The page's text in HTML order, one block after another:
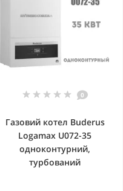
0
Газовий котел Buderus
Logamax U072-35
одноконтурний,
турбований